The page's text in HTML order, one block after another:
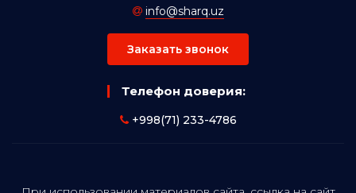
info@sharq.uz
Заказать звонок
Телефон доверия:
+998(71) 233-4786